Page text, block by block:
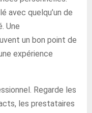
avec quelqu’un de
Une
un bon point de
expérience
Regarde les
les prestataires